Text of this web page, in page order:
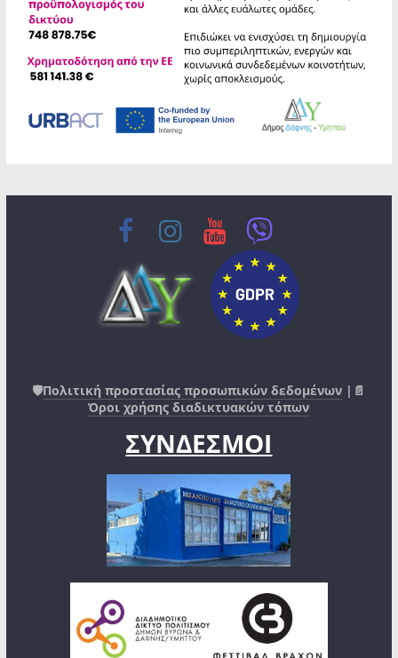
🛡️Πολιτική προστασίας προσωπικών δεδομένων |📄
Όροι χρήσης διαδικτυακών τόπων
ΣΥΝΔΕΣΜΟΙ